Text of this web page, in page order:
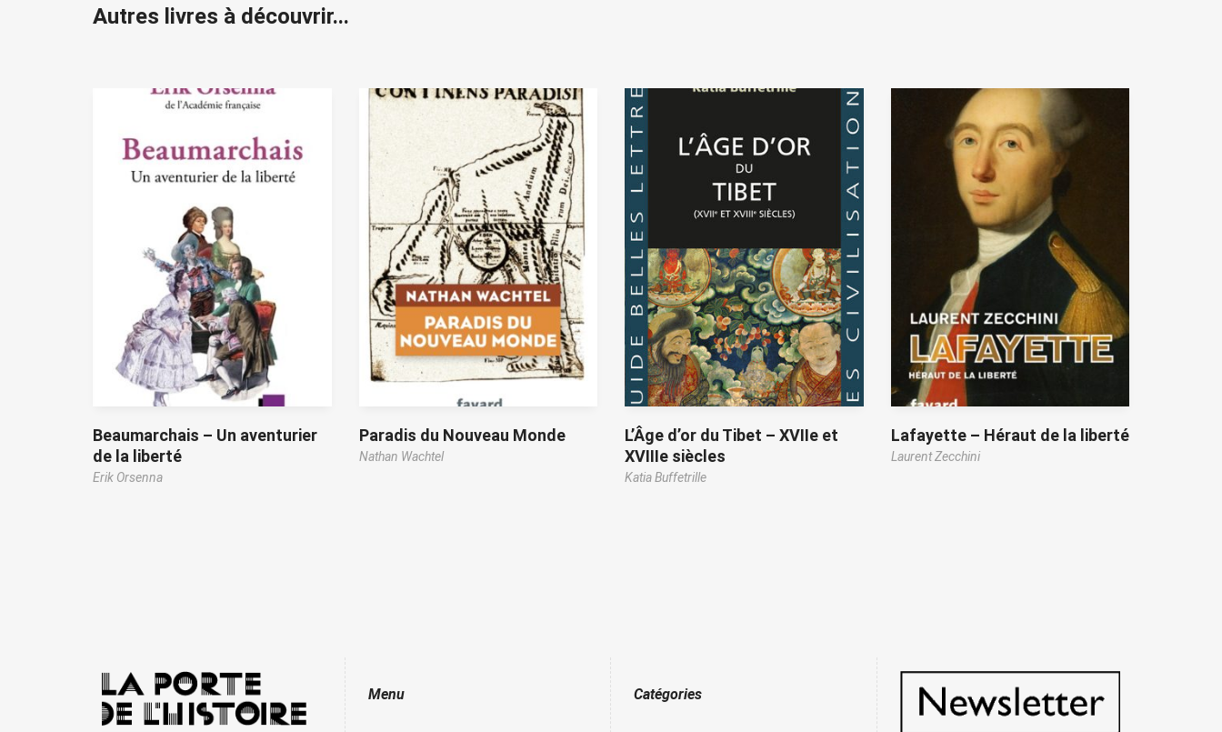
Autres livres à découvrir...
Beaumarchais – Un aventurier
de la liberté
Erik Orsenna
Paradis du Nouveau Monde
Nathan Wachtel
L’Âge d’or du Tibet – XVIIe et
XVIIIe siècles
Katia Buffetrille
Lafayette – Héraut de la liberté
Laurent Zecchini
Menu Catégories